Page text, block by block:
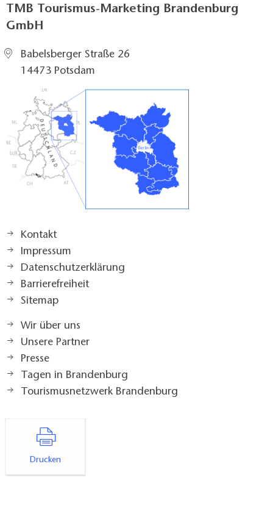
TMB Tourismus-Marketing Brandenburg
GmbH
Babelsberger Straße 26
14473 Potsdam
Kontakt
Impressum
Datenschutzerklärung
Barrierefreiheit
Sitemap
Wir über uns
Unsere Partner
Presse
Tagen in Brandenburg
Tourismusnetzwerk Brandenburg
Drucken